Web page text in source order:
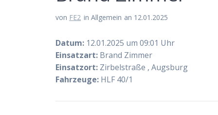
von FE2 in Allgemein an 12.01.2025
Datum: 12.01.2025 um 09:01 Uhr
Einsatzart: Brand Zimmer
Einsatzort: Zirbelstraße , Augsburg
Fahrzeuge: HLF 40/1